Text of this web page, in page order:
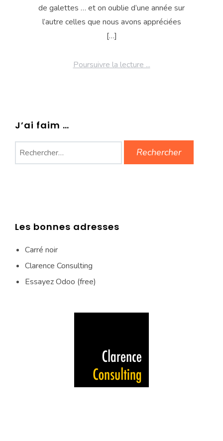
de galettes … et on oublie d’une année sur
l’autre celles que nous avons appréciées
[…]
Poursuivre la lecture ...
J’ai faim …
Les bonnes adresses
Carré noir
Clarence Consulting
Essayez Odoo (free)